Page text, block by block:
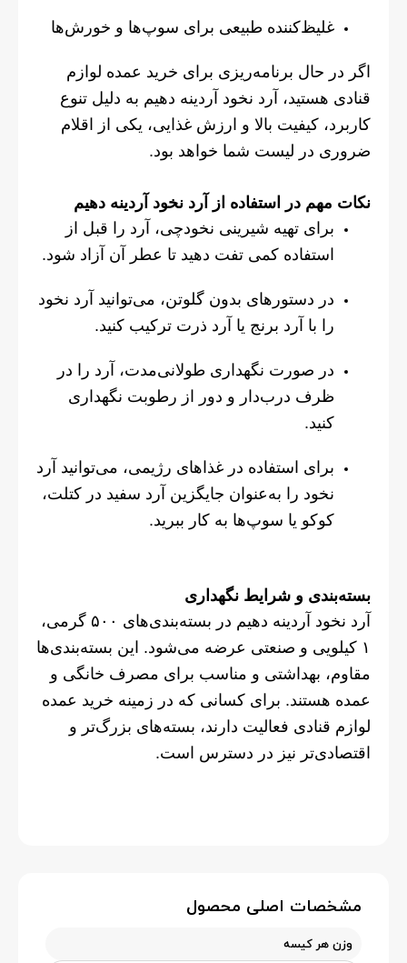
غلیظ‌کننده طبیعی برای سوپ‌ها و خورش‌ها
اگر در حال برنامه‌ریزی برای خرید عمده لوازم
قنادی هستید، آرد نخود آردینه دهیم به دلیل تنوع
کاربرد، کیفیت بالا و ارزش غذایی، یکی از اقلام
ضروری در لیست شما خواهد بود.
نکات مهم در استفاده از آرد نخود آردینه دهیم
برای تهیه شیرینی نخودچی، آرد را قبل از
استفاده کمی تفت دهید تا عطر آن آزاد شود.
در دستورهای بدون گلوتن، می‌توانید آرد نخود
را با آرد برنج یا آرد ذرت ترکیب کنید.
در صورت نگهداری طولانی‌مدت، آرد را در
ظرف درب‌دار و دور از رطوبت نگهداری
کنید.
برای استفاده در غذاهای رژیمی، می‌توانید آرد
نخود را به‌عنوان جایگزین آرد سفید در کتلت،
کوکو یا سوپ‌ها به کار ببرید.
بسته‌بندی و شرایط نگهداری
آرد نخود آردینه دهیم در بسته‌بندی‌های ۵۰۰ گرمی،
۱ کیلویی و صنعتی عرضه می‌شود. این بسته‌بندی‌ها
مقاوم، بهداشتی و مناسب برای مصرف خانگی و
عمده هستند. برای کسانی که در زمینه خرید عمده
لوازم قنادی فعالیت دارند، بسته‌های بزرگ‌تر و
اقتصادی‌تر نیز در دسترس است.
مشخصات اصلی محصول
وزن هر کیسه